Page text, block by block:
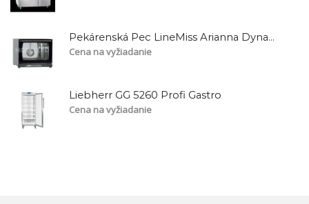
Pekárenská Pec LineMiss Arianna Dynamic Elektro/XFT135
Cena na vyžiadanie
Liebherr GG 5260 Profi Gastro
Cena na vyžiadanie